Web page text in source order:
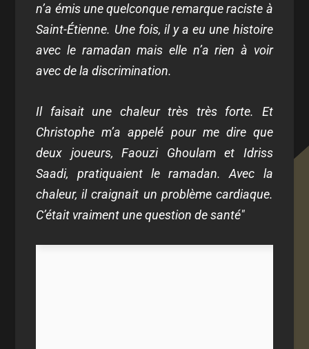
n’a émis une quelconque remarque raciste à
Saint-Étienne. Une fois, il y a eu une histoire
avec le ramadan mais elle n’a rien à voir
avec de la discrimination.
Il faisait une chaleur très très forte. Et
Christophe m’a appelé pour me dire que
deux joueurs, Faouzi Ghoulam et Idriss
Saadi, pratiquaient le ramadan. Avec la
chaleur, il craignait un problème cardiaque.
C’était vraiment une question de santé"